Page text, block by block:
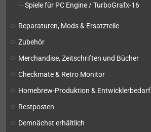
Spiele für PC Engine / TurboGrafx-16
Reparaturen, Mods & Ersatzteile
Zubehör
Merchandise, Zeitschriften und Bücher
Checkmate & Retro Monitor
Homebrew-Produktion & Entwicklerbedarf
Restposten
Demnächst erhältlich